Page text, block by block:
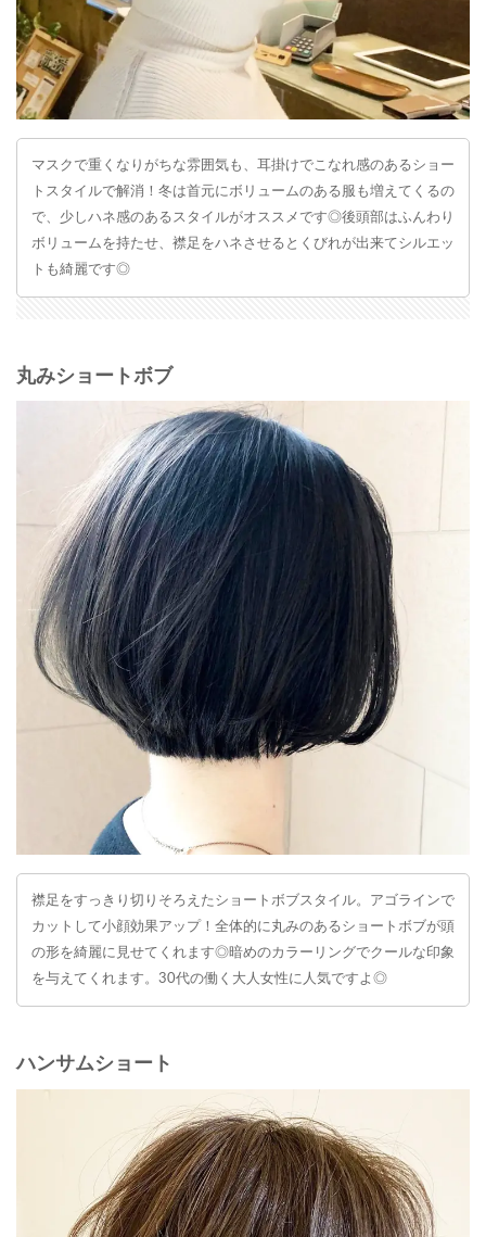
マスクで重くなりがちな雰囲気も、耳掛けでこなれ感のあるショー
トスタイルで解消！冬は首元にボリュームのある服も増えてくるの
で、少しハネ感のあるスタイルがオススメです◎後頭部はふんわり
ボリュームを持たせ、襟足をハネさせるとくびれが出来てシルエッ
トも綺麗です◎
丸みショートボブ
襟足をすっきり切りそろえたショートボブスタイル。アゴラインで
カットして小顔効果アップ！全体的に丸みのあるショートボブが頭
の形を綺麗に見せてくれます◎暗めのカラーリングでクールな印象
を与えてくれます。30代の働く大人女性に人気ですよ◎
ハンサムショート